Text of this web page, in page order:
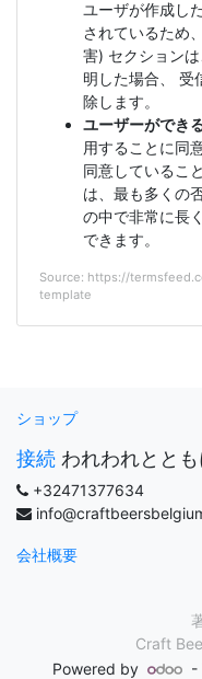
ユーザが作成し
されているため
害) セクション
明した場合、 受
除します。
ユーザーができ
用することに同
同意しているこ
は、最も多くの
の中で非常に長
できます。
Source: https://
template
ショップ
接続 われわれととも
+32471377634
会社概要
Craft
Powered by -